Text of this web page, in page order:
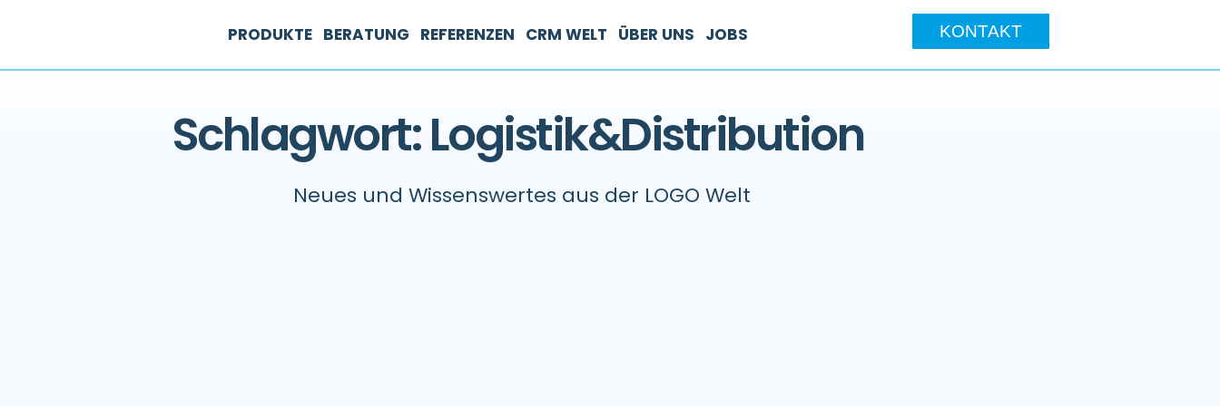
PRODUKTE BERATUNG REFERENZEN CRM WELT ÜBER UNS JOBS KONTAKT
Schlagwort: Logistik&Distribution
Neues und Wissenswertes aus der LOGO Welt